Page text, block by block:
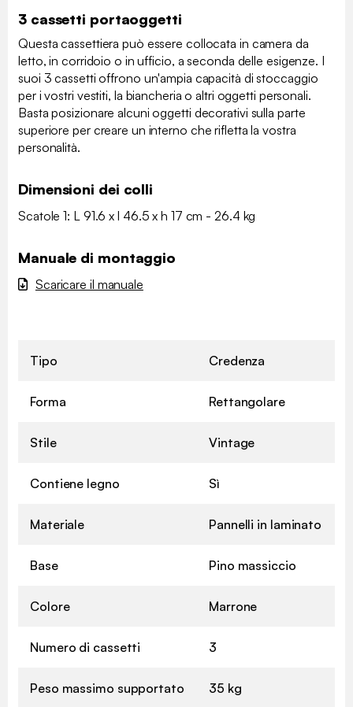
3 cassetti portaoggetti
Questa cassettiera può essere collocata in camera da
letto, in corridoio o in ufficio, a seconda delle esigenze. I
suoi 3 cassetti offrono un'ampia capacità di stoccaggio
per i vostri vestiti, la biancheria o altri oggetti personali.
Basta posizionare alcuni oggetti decorativi sulla parte
superiore per creare un interno che rifletta la vostra
personalità.
Dimensioni dei colli
Scatole 1: L 91.6 x l 46.5 x h 17 cm - 26.4 kg
Manuale di montaggio
Scaricare il manuale
Tipo Credenza
Forma Rettangolare
Stile Vintage
Contiene legno Sì
Materiale Pannelli in laminato
Base Pino massiccio
Colore Marrone
Numero di cassetti 3
Peso massimo supportato 35 kg